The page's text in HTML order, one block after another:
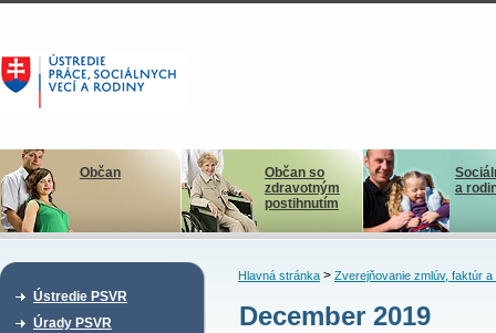
Občan
Občan so
zdravotným
postihnutím
a
Ústredie PSVR
Úrady PSVR
Hlavná stránka> Zverejňovanie zmlúv, faktúr a
December 2019